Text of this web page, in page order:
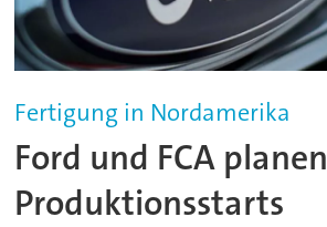
Fertigung in Nordamerika
Ford und FCA planen
Produktionsstarts